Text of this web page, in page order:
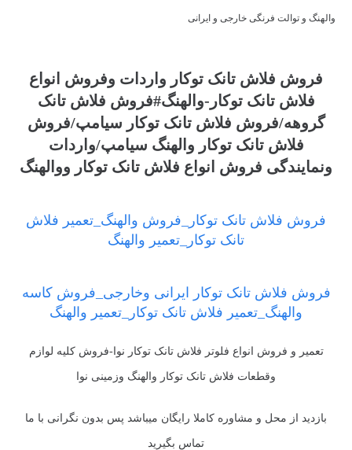
والهنگ و توالت فرنگی خارجی و ایرانی
فروش فلاش تانک توکار واردات وفروش انواع
فلاش تانک توکار-والهنگ#فروش فلاش تانک
گروهه/فروش فلاش تانک توکار سیامپ/فروش
فلاش تانک توکار والهنگ سیامپ/واردات
ونمایندگی فروش انواع فلاش تانک توکار ووالهنگ
فروش فلاش تانک توکار_فروش والهنگ_تعمیر فلاش
تانک توکار_تعمیر والهنگ
فروش فلاش تانک توکار ایرانی وخارجی_فروش کاسه
والهنگ_تعمیر فلاش تانک توکار_تعمیر والهنگ
تعمیر و فروش انواع فلوتر فلاش تانک توکار نوا-فروش کلیه لوازم
وقطعات فلاش تانک توکار والهنگ وزمینی نوا
بازدید از محل و مشاوره کاملا رایگان میباشد پس بدون نگرانی با ما
تماس بگیرید